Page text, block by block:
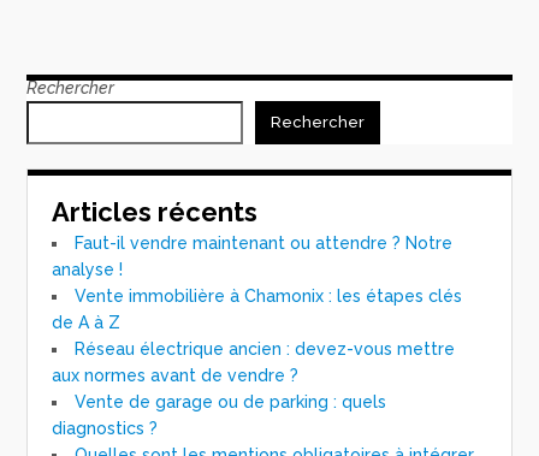
Rechercher
Rechercher
Articles récents
Faut-il vendre maintenant ou attendre ? Notre
analyse !
Vente immobilière à Chamonix : les étapes clés
de A à Z
Réseau électrique ancien : devez-vous mettre
aux normes avant de vendre ?
Vente de garage ou de parking : quels
diagnostics ?